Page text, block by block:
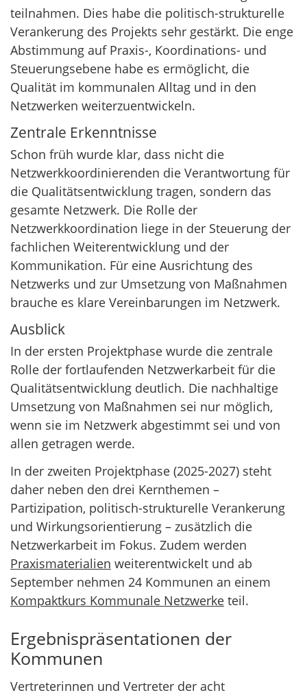
teilnahmen. Dies habe die politisch-strukturelle
Verankerung des Projekts sehr gestärkt. Die enge
Abstimmung auf Praxis-, Koordinations- und
Steuerungsebene habe es ermöglicht, die
Qualität im kommunalen Alltag und in den
Netzwerken weiterzuentwickeln.
Zentrale Erkenntnisse
Schon früh wurde klar, dass nicht die
Netzwerkkoordinierenden die Verantwortung für
die Qualitätsentwicklung tragen, sondern das
gesamte Netzwerk. Die Rolle der
Netzwerkkoordination liege in der Steuerung der
fachlichen Weiterentwicklung und der
Kommunikation. Für eine Ausrichtung des
Netzwerks und zur Umsetzung von Maßnahmen
brauche es klare Vereinbarungen im Netzwerk.
Ausblick
In der ersten Projektphase wurde die zentrale
Rolle der fortlaufenden Netzwerkarbeit für die
Qualitätsentwicklung deutlich. Die nachhaltige
Umsetzung von Maßnahmen sei nur möglich,
wenn sie im Netzwerk abgestimmt sei und von
allen getragen werde.
In der zweiten Projektphase (2025-2027) steht
daher neben den drei Kernthemen –
Partizipation, politisch-strukturelle Verankerung
und Wirkungsorientierung – zusätzlich die
Netzwerkarbeit im Fokus. Zudem werden
Praxismaterialien weiterentwickelt und ab
September nehmen 24 Kommunen an einem
Kompaktkurs Kommunale Netzwerke teil.
Ergebnispräsentationen der
Kommunen
Vertreterinnen und Vertreter der acht